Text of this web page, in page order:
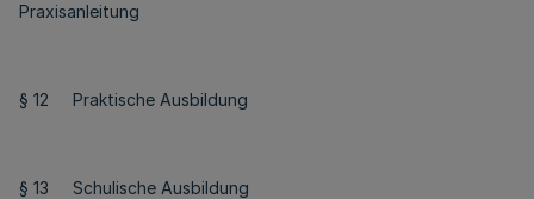
Praxisanleitung
§ 12 Praktische Ausbildung
§ 13 Schulische Ausbildung